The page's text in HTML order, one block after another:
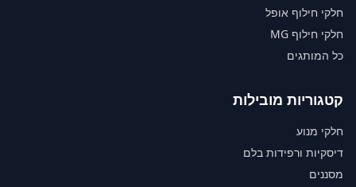
חלקי חילוף אופל
חלקי חילוף MG
כל המותגים
קטגוריות מובילות
חלקי מנוע
דיסקיות ורפידות בלם
מסננים